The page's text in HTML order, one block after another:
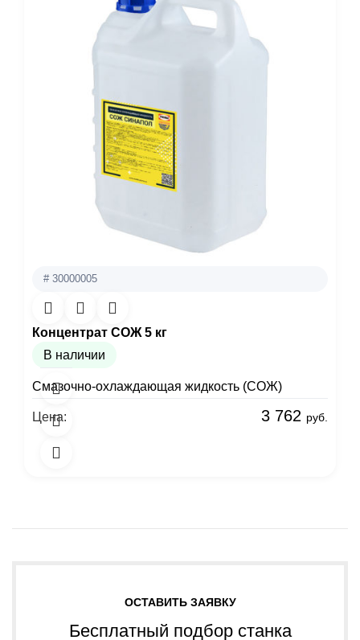
# 30000005
Концентрат СОЖ 5 кг
В наличии
Смазочно-охлаждающая жидкость (СОЖ)
Цена: 3 762 руб.
ОСТАВИТЬ ЗАЯВКУ
Бесплатный подбор станка